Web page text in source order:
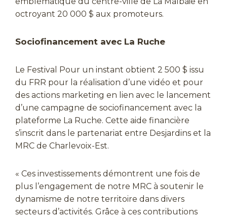
octroyant 20 000 $ aux promoteurs.
Sociofinancement avec La Ruche
Le Festival Pour un instant obtient 2 500 $ issu
du FRR pour la réalisation d’une vidéo et pour
des actions marketing en lien avec le lancement
d’une campagne de sociofinancement avec la
plateforme La Ruche. Cette aide financière
s’inscrit dans le partenariat entre Desjardins et la
MRC de Charlevoix-Est.
« Ces investissements démontrent une fois de
plus l’engagement de notre MRC à soutenir le
dynamisme de notre territoire dans divers
secteurs d’activités. Grâce à ces contributions